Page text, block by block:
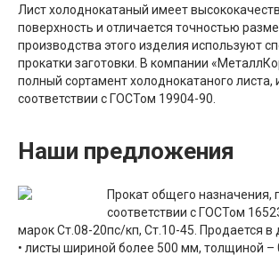
Лист холоднокатаный имеет
поверхность и отличается точностью
производства этого изделия используют
прокатки заготовки. В компании
полный сортамент холоднокатаного листа,
соответствии с ГОСТом 19904-90.
Наши предложения
Прокат общего назначения,
соответствии с ГОСТом
марок Ст.08-20пс/кп, Ст.10-45. Продается в
• листы шириной более 500 мм, толщиной –